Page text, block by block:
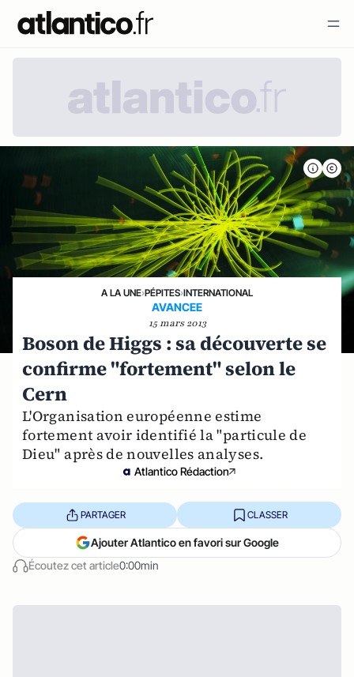
A LA UNE›PÉPITES›INTERNATIONAL
AVANCEE
15 mars 2013
Boson de Higgs : sa découverte se
confirme "fortement" selon le
Cern
L'Organisation européenne estime
fortement avoir identifié la "particule de
Dieu" après de nouvelles analyses.
Atlantico Rédaction
Écoutez cet article0:00min
PARTAGER CLASSER
Ajouter Atlantico en favori sur Google